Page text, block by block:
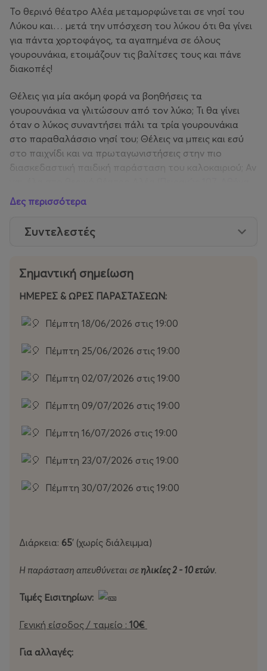
Το θερινό θέατρο Αλέα μεταμορφώνεται σε νησί του
Λύκου και… μετά την υπόσχεση του λύκου ότι θα γίνει
για πάντα χορτοφάγος, τα αγαπημένα σε όλους
γουρουνάκια, ετοιμάζουν τις βαλίτσες τους και πάνε
διακοπές!
Θέλεις για μία ακόμη φορά να βοηθήσεις τα
γουρουνάκια να γλιτώσουν από τον λύκο; Τι θα γίνει
όταν ο λύκος συναντήσει πάλι τα τρία γουρουνάκια
στο παραθαλάσσιο νησί του; Θέλεις να μπεις και εσύ
στο παιχνίδι και να πρωταγωνιστήσεις στην πιο
διασκεδαστική παιδική παράσταση του καλοκαιριού; Αν
118 54
) όχι μόνο για να δεις αλλά και για να παίξεις στα
«Τρία Γουρουνάκια»!
Μια απόλυτα διαδραστική παράσταση που οι μικροί
παραμύθι. Βοηθούν τα γουρουνάκια να γλιτώσουν από
τον κακό λύκο, τραγουδούν και χορεύουν με τους
ηθοποιούς, φτιάχνουν τη δική τους ιστορία και
Δες περισσότερα
Συντελεστές
Σημαντική σημείωση
ΗΜΕΡΕΣ & ΩΡΕΣ ΠΑΡΑΣΤΑΣΕΩΝ:
Πέμπτη 18/06/2026 στις 19:00
Πέμπτη 25/06/2026 στις 19:00
Πέμπτη 02/07/2026 στις 19:00
Πέμπτη 09/07/2026 στις 19:00
Πέμπτη 16/07/2026 στις 19:00
Πέμπτη 23/07/2026 στις 19:00
Πέμπτη 30/07/2026 στις 19:00
Διάρκεια: 65’ (χωρίς διάλειμμα)
Η παράσταση απευθύνεται σε ηλικίες 2 - 10 ετών.
Τιμές Εισιτηρίων:
Γενική είσοδος / ταμείο : 10€
Για αλλαγές: